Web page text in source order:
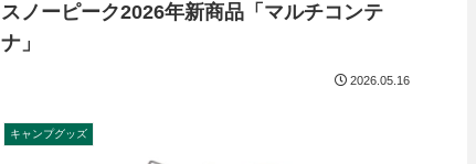
スノーピーク2026年新商品「マルチコンテ
ナ」
2026.05.16
キャンプグッズ